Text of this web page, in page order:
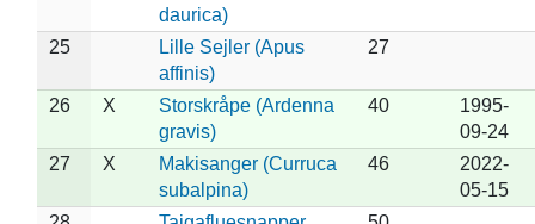
daurica)
25
Lille Sejler (Apus
affinis)
27
26 X
Storskråpe (Ardenna
gravis)
40
1995-
09-24
27
X
Makisanger (Curruca
subalpina)
46
2022-
05-15